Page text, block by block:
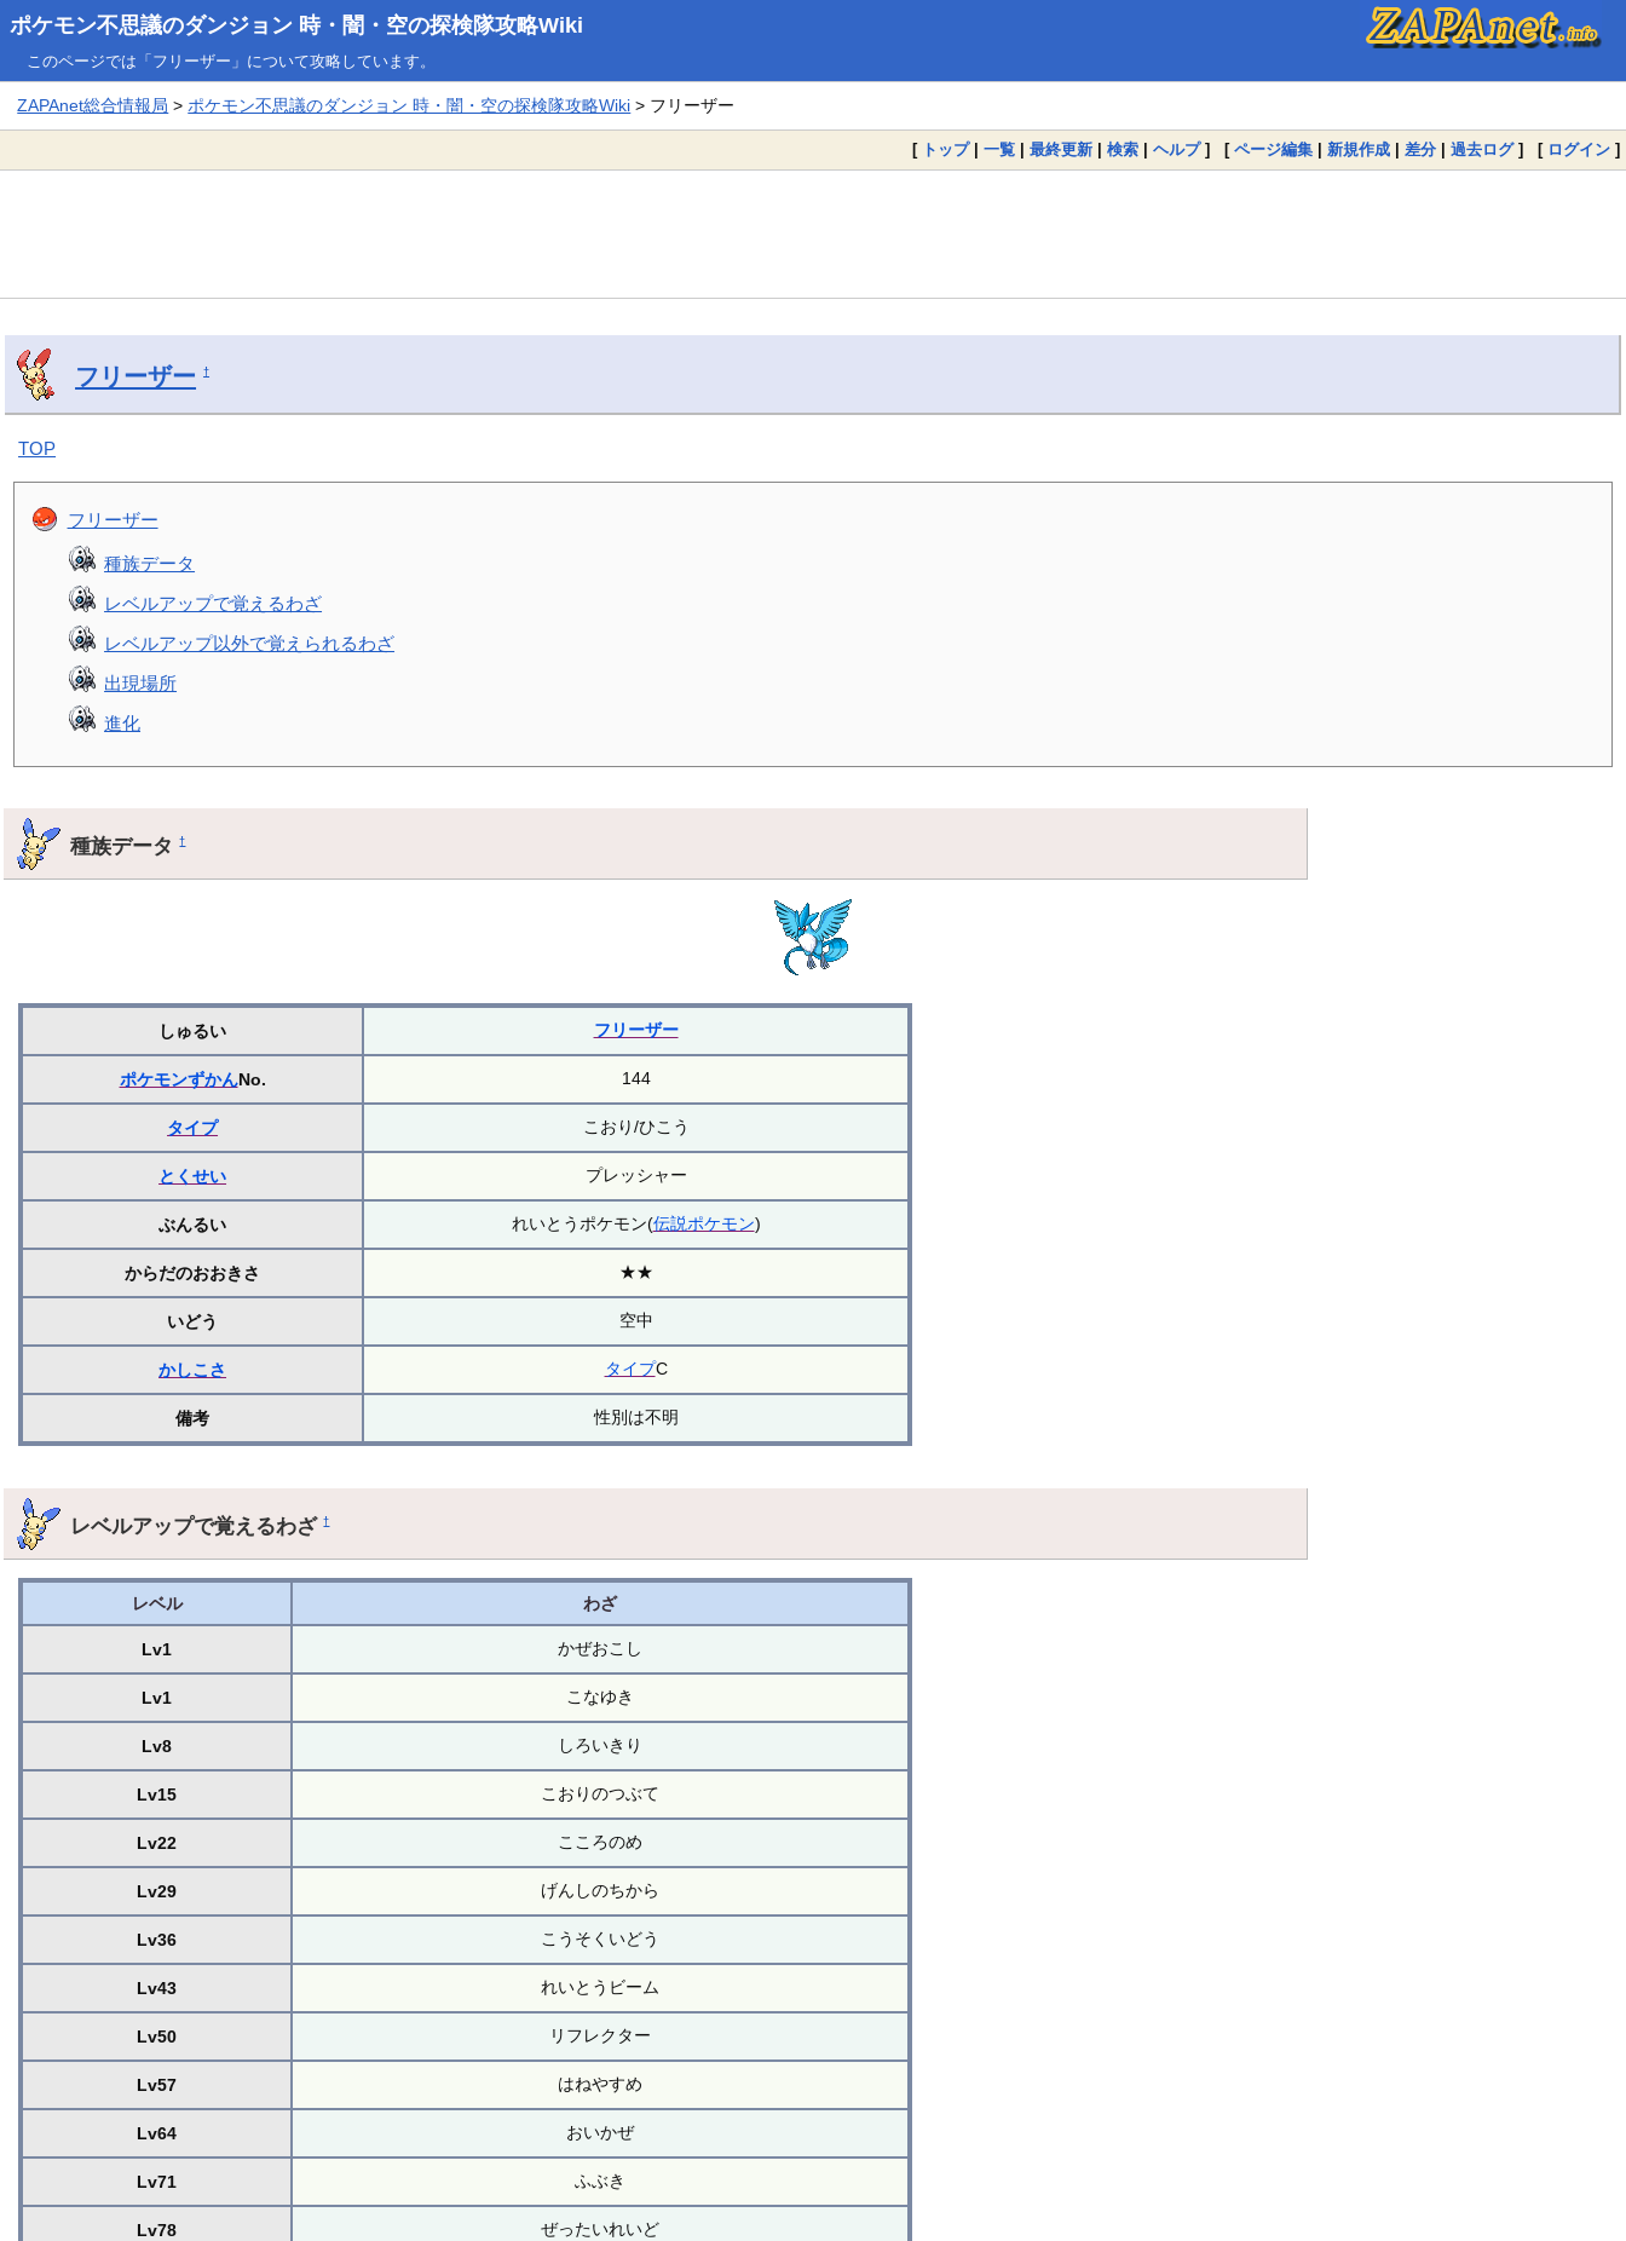
ポケモン不思議のダンジョン 時・闇・空の探検隊攻略Wiki
このページでは「フリーザー」について攻略しています。
ZAPAnet総合情報局 >ポケモン不思議のダンジョン 時・闇・空の探検隊攻略Wiki > フリーザー
[ トップ| 一覧 | 最終更新 | 検索 | ヘルプ] [ ページ編集 | 新規作成 | 差分 | 過去ログ] [ ログイン ]
フリーザー †
TOP
フリーザー
種族データ
レベルアップで覚えるわざ
レベルアップ以外で覚えられるわざ
出現場所
進化
種族データ†
しゅるい フリーザー
ポケモンずかんNo. 144
タイプ こおり/ひこう
とくせい プレッシャー
ぶんるい れいとうポケモン(伝説ポケモン)
からだのおおきさ ★★
いどう 空中
かしこさ タイプC
備考 性別は不明
レベルアップで覚えるわざ†
レベル わざ
Lv1 かぜおこし
Lv1 こなゆき
Lv8 しろいきり
Lv15 こおりのつぶて
Lv22 こころのめ
Lv29 げんしのちから
Lv36 こうそくいどう
Lv43 れいとうビーム
Lv50 リフレクター
Lv57 はねやすめ
Lv64 おいかぜ
Lv71 ふぶき
Lv78 ぜったいれいど